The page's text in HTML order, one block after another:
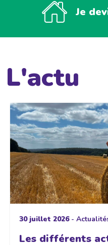
Je
L'actu
30 juillet 2026-
Les différents